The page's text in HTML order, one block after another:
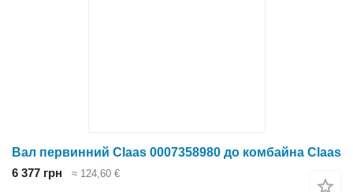
Вал первинний Claas 0007358980 до комбайна Claas
6 377 грн
≈ 124,60 €